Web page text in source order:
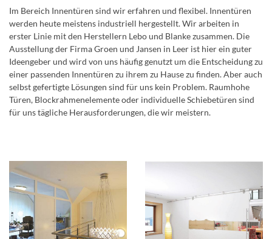
Im Bereich Innentüren sind wir erfahren und flexibel. Innentüren
werden heute meistens industriell hergestellt. Wir arbeiten in
erster Linie mit den Herstellern Lebo und Blanke zusammen. Die
Ausstellung der Firma Groen und Jansen in Leer ist hier ein guter
Ideengeber und wird von uns häufig genutzt um die Entscheidung zu
einer passenden Innentüren zu ihrem zu Hause zu finden. Aber auch
selbst gefertigte Lösungen sind für uns kein Problem. Raumhohe
Türen, Blockrahmenelemente oder individuelle Schiebetüren sind
für uns tägliche Herausforderungen, die wir meistern.